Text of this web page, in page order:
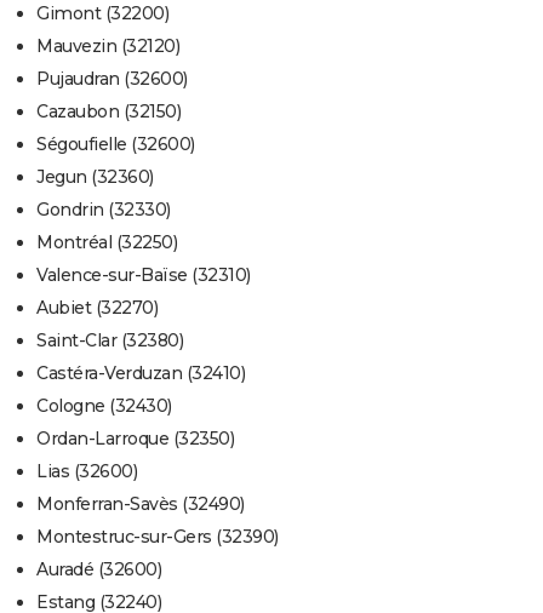
Gimont (32200)
Mauvezin (32120)
Pujaudran (32600)
Cazaubon (32150)
Ségoufielle (32600)
Jegun (32360)
Gondrin (32330)
Montréal (32250)
Valence-sur-Baïse (32310)
Aubiet (32270)
Saint-Clar (32380)
Castéra-Verduzan (32410)
Cologne (32430)
Ordan-Larroque (32350)
Lias (32600)
Monferran-Savès (32490)
Montestruc-sur-Gers (32390)
Auradé (32600)
Estang (32240)